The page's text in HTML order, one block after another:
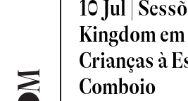
10 Jul |
Kingdom
Crianças à
Comboio